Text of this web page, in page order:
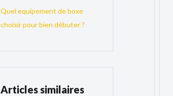
Quel equipement de boxe
choisir pour bien débuter ?
Articles similaires